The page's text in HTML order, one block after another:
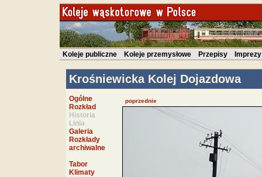
Koleje publiczne Koleje przemysłowe Przepisy Imprezy
Krośniewicka Kolej Dojazdowa
Ogólne
Rozkład
Historia
Linia
Galeria
Rozkłady
archiwalne
Tabor
Klimaty
poprzednie